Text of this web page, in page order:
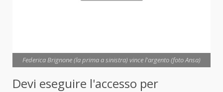
Federica Brignone (la prima a sinistra) vince l'argento (foto Ansa)
Devi eseguire l'accesso per